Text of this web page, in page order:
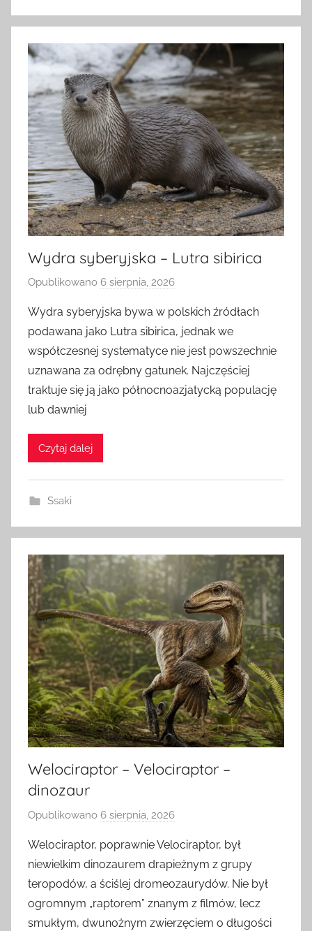
Wydra syberyjska – Lutra sibirica
Opublikowano 6 sierpnia, 2026
z
e
z
a
d
Wydra syberyjska bywa w polskich źródłach
podawana jako Lutra sibirica, jednak we
współczesnej systematyce nie jest powszechnie
uznawana za odrębny gatunek. Najczęściej
traktuje się ją jako północnoazjatycką populację
lub dawniej
Czytaj dalej
Ssaki
Welociraptor – Velociraptor –
dinozaur
Opublikowano 6 sierpnia, 2026
z
e
z
a
d
Welociraptor, poprawnie Velociraptor, był
niewielkim dinozaurem drapieżnym z grupy
teropodów, a ściślej dromeozaurydów. Nie był
ogromnym „raptorem” znanym z filmów, lecz
smukłym, dwunożnym zwierzęciem o długości